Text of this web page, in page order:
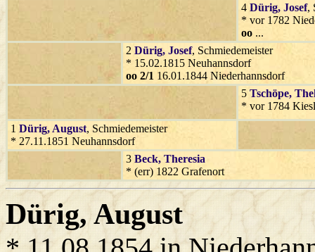
4 Dürig, Josef,
* vor 1782
oo ...
2 Dürig, Josef, Schmiedemeister
* 15.02.1815 Neuhannsdorf
oo 2/1 16.01.1844 Niederhannsdorf
5 Tschöpe,
* vor 1784
1 Dürig, August, Schmiedemeister
* 27.11.1851 Neuhannsdorf
3 Beck, Theresia
* (err) 1822 Grafenort
Dürig, August